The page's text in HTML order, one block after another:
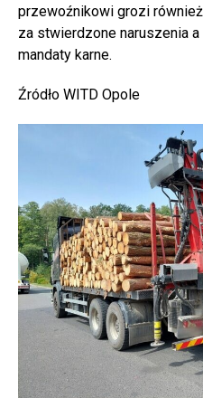
przewoźnikowi grozi
za stwierdzone naruszenia a
mandaty karne.
Źródło WITD Opole